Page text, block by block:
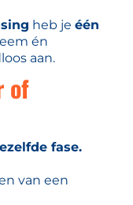
heb je één
én
aan.
of
fase.
van een